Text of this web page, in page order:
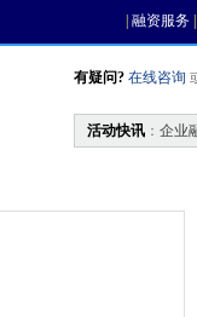
融资服务
有疑问? 在线咨询
活动快讯 ： 企业